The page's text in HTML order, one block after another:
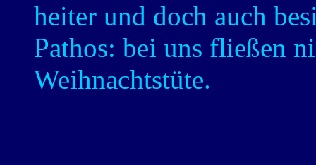
heiter und doch auch
Pathos: bei uns fließen
Weihnachtstüte.